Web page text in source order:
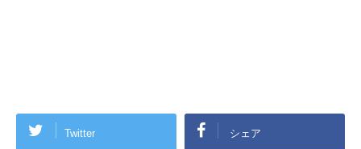
Twitter シェア